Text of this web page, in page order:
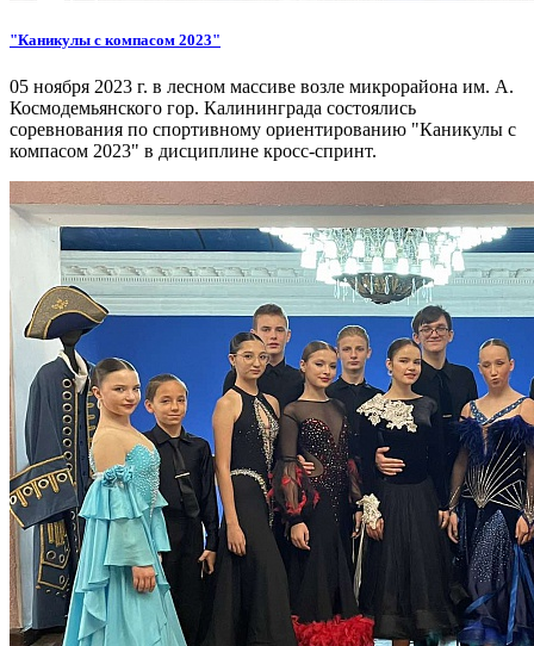
"Каникулы с компасом 2023"
05 ноября 2023 г. в лесном массиве возле микрорайона им. А.
Космодемьянского гор. Калининграда состоялись
соревнования по спортивному ориентированию "Каникулы с
компасом 2023" в дисциплине кросс-спринт.